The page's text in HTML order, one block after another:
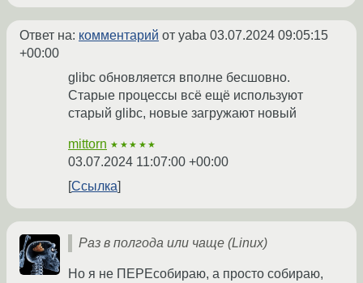
Ответ на: комментарий от yaba 03.07.2024 09:05:15
+00:00
glibc обновляется вполне бесшовно.
Старые процессы всё ещё используют
старый glibc, новые загружают новый
mittorn ★★★★★
03.07.2024 11:07:00 +00:00
Ссылка
Раз в полгода или чаще (Linux)
Но я не ПЕРЕсобираю, а просто собираю,